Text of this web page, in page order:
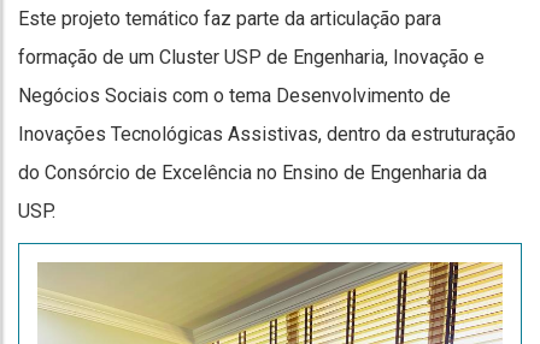
Este projeto temático faz parte da articulação para
formação de um Cluster USP de Engenharia, Inovação e
Negócios Sociais com o tema Desenvolvimento de
Inovações Tecnológicas Assistivas, dentro da estruturação
do Consórcio de Excelência no Ensino de Engenharia da
USP.